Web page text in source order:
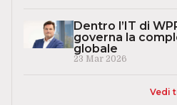
Dentro l’IT di
governa la
globale
23 Mar 2026
Vedi